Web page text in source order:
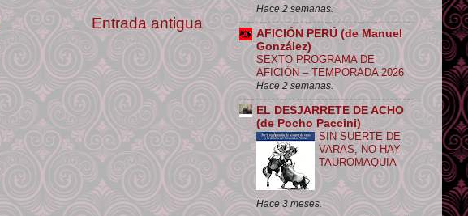
Entrada antigua
Hace 2 semanas.
AFICIÓN PERÚ (de Manuel
González)
SEXTO PROGRAMA DE
AFICIÓN – TEMPORADA 2026
Hace 2 semanas.
EL DESJARRETE DE ACHO
(de Pocho Paccini)
SIN SUERTE DE
VARAS, NO HAY
TAUROMAQUIA
Hace 3 meses.